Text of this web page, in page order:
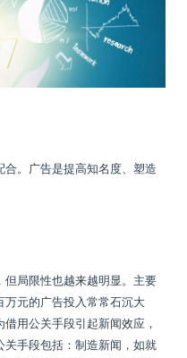
。广告是提高知名度、塑造
但局限性也越来越明显。主要
万元的广告投入常常石沉大
用公关手段引起新闻效应，
手段包括：制造新闻，如就